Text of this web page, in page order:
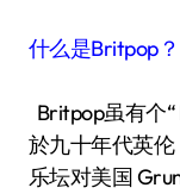
什么是Britpop？
Britpop虽有个
於九十年代英
乐坛对美国